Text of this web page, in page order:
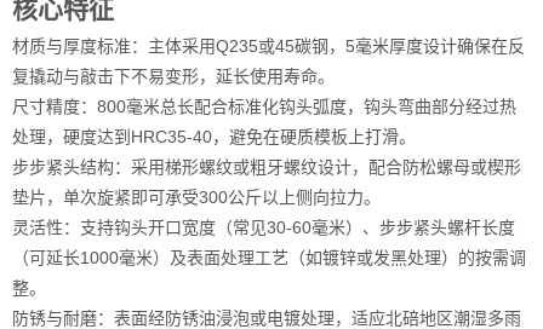
核心特征
材质与厚度标准：主体采用Q235或45碳钢，5毫米厚度设计确保在反
复撬动与敲击下不易变形，延长使用寿命。
尺寸精度：800毫米总长配合标准化钩头弧度，钩头弯曲部分经过热
处理，硬度达到HRC35-40，避免在硬质模板上打滑。
步步紧头结构：采用梯形螺纹或粗牙螺纹设计，配合防松螺母或楔形
垫片，单次旋紧即可承受300公斤以上侧向拉力。
灵活性：支持钩头开口宽度（常见30-60毫米）、步步紧头螺杆长度
（可延长1000毫米）及表面处理工艺（如镀锌或发黑处理）的按需调
整。
防锈与耐磨：表面经防锈油浸泡或电镀处理，适应北碚地区潮湿多雨